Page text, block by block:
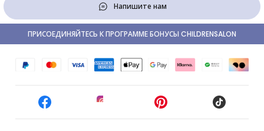
Напишите нам
ПРИСОЕДИНЯЙТЕСЬ К ПРОГРАММЕ БОНУСЫ CHILDRENSALON